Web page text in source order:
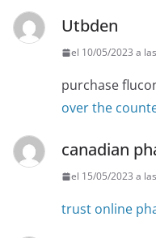
Utbden
el 10/05/2023 a
purchase
over the
canadian
el 15/05/2023 a
trust online